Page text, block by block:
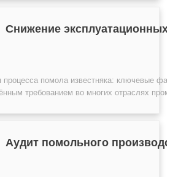
Снижение эксплуатационных
процесса помола известняка: ключевые
требованием во многих отраслях
Аудит помольного производства